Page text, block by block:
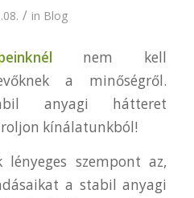
/ in Blog
nem kell
a minőségről.
anyagi hátteret
kínálatunkból!
lényeges szempont az,
a stabil anyagi